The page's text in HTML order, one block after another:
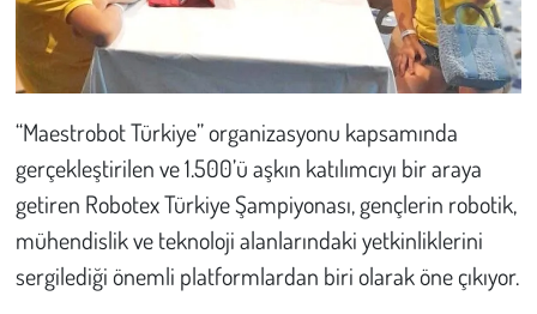
“Maestrobot Türkiye” organizasyonu kapsamında
gerçekleştirilen ve 1.500’ü aşkın katılımcıyı bir araya
getiren Robotex Türkiye Şampiyonası, gençlerin robotik,
mühendislik ve teknoloji alanlarındaki yetkinliklerini
sergilediği önemli platformlardan biri olarak öne çıkıyor.
Vefat İlanları
Hukuk
Tarım
Son Dakika